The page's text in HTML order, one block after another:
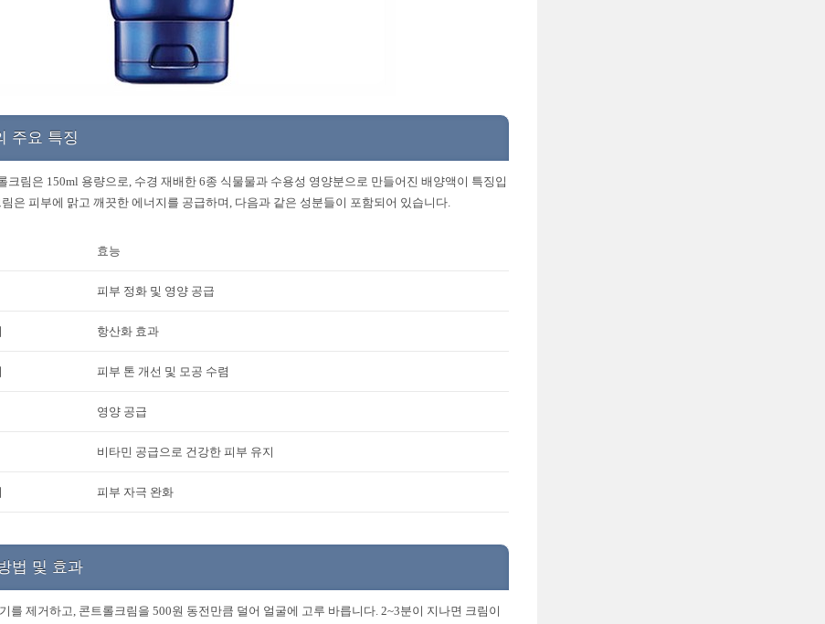
주요 특징
크림은 150ml 용량으로, 수경 재배한 6종 식물물과 수용성 영양분으로 만들어진 배양액이 특징입
림은 피부에 맑고 깨끗한 에너지를 공급하며, 다음과 같은 성분들이 포함되어 있습니다.
효능
피부 정화 및 영양 공급
항산화 효과
피부 톤 개선 및 모공 수렴
영양 공급
비타민 공급으로 건강한 피부 유지
피부 자극 완화
법 및 효과
를 제거하고, 콘트롤크림을 500원 동전만큼 덜어 얼굴에 고루 바릅니다. 2~3분이 지나면 크림이